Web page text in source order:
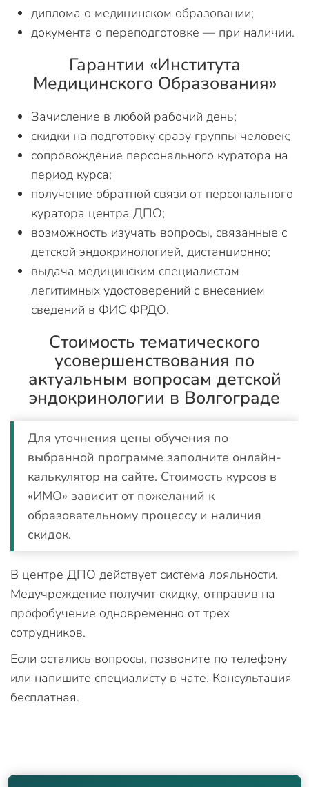
диплома о медицинском образовании;
документа о переподготовке — при наличии.
Гарантии «Института
Медицинского Образования»
Зачисление в любой рабочий день;
скидки на подготовку сразу группы человек;
сопровождение персонального куратора на
период курса;
получение обратной связи от персонального
куратора центра ДПО;
возможность изучать вопросы, связанные с
детской эндокринологией, дистанционно;
выдача медицинским специалистам
легитимных удостоверений с внесением
сведений в ФИС ФРДО.
Стоимость тематического
усовершенствования по
актуальным вопросам детской
эндокринологии в Волгограде
Для уточнения цены обучения по
выбранной программе заполните онлайн-
калькулятор на сайте. Стоимость курсов в
«ИМО» зависит от пожеланий к
образовательному процессу и наличия
скидок.
В центре ДПО действует система лояльности.
Медучреждение получит скидку, отправив на
профобучение одновременно от трех
сотрудников.
Если остались вопросы, позвоните по телефону
или напишите специалисту в чате. Консультация
бесплатная.